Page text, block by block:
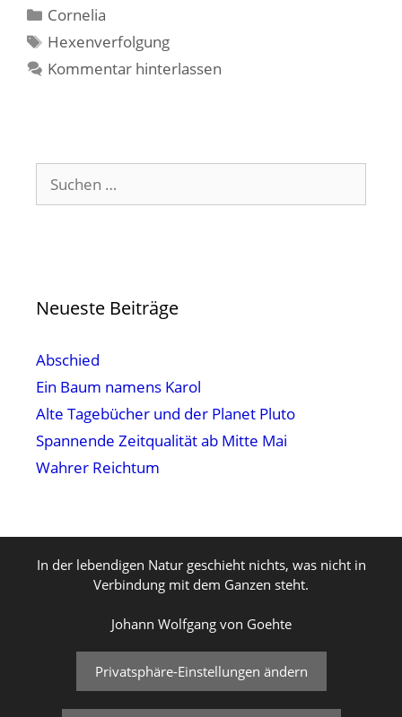
Kategorien
Cornelia
Schlagwörter
Hexenverfolgung
Kommentar hinterlassen
Suchen
nach:
Neueste Beiträge
Abschied
Ein Baum namens Karol
Alte Tagebücher und der Planet Pluto
Spannende Zeitqualität ab Mitte Mai
Wahrer Reichtum
In der lebendigen Natur geschieht nichts, was nicht in
Verbindung mit dem Ganzen steht.
Johann Wolfgang von Goehte
Privatsphäre-Einstellungen ändern